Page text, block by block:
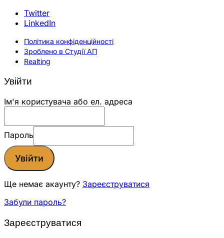
Twitter
LinkedIn
Політика конфіденційності
Зроблено в Студії АП
Realting
Увійти
Ім'я користувача або ел. адреса
Пароль
Увійти
Ще немає акаунту? Зареєструватися
Забули пароль?
Зареєструватися